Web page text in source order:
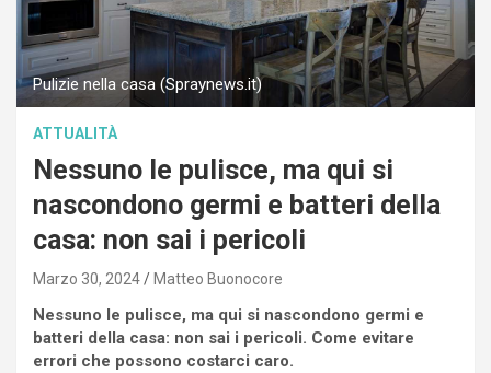
Pulizie nella casa (Spraynews.it)
ATTUALITÀ
Nessuno le pulisce, ma qui si
nascondono germi e batteri della
casa: non sai i pericoli
Marzo 30, 2024 Matteo Buonocore
Nessuno le pulisce, ma qui si nascondono germi e
batteri della casa: non sai i pericoli. Come evitare
errori che possono costarci caro.